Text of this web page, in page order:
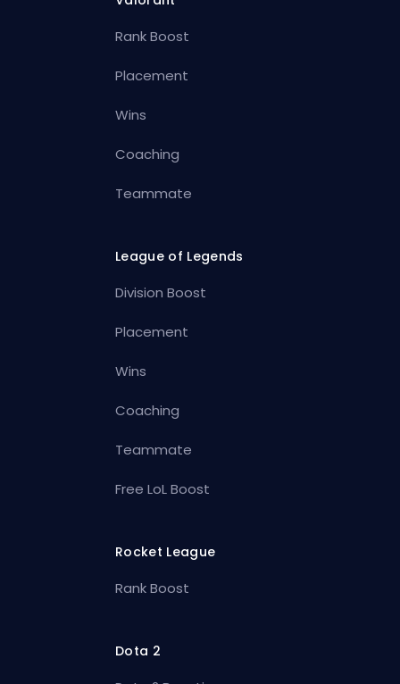
Rank Boost
Placement
Wins
Coaching
Teammate
League of Legends
Division Boost
Placement
Wins
Coaching
Teammate
Free LoL Boost
Rocket League
Rank Boost
Dota 2